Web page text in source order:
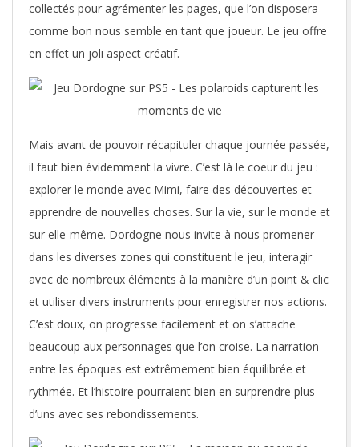
collectés pour agrémenter les pages, que l’on disposera
comme bon nous semble en tant que joueur. Le jeu offre
en effet un joli aspect créatif.
Mais avant de pouvoir récapituler chaque journée passée,
il faut bien évidemment la vivre. C’est là le coeur du jeu :
explorer le monde avec Mimi, faire des découvertes et
apprendre de nouvelles choses. Sur la vie, sur le monde et
sur elle-même. Dordogne nous invite à nous promener
dans les diverses zones qui constituent le jeu, interagir
avec de nombreux éléments à la manière d’un point & clic
et utiliser divers instruments pour enregistrer nos actions.
C’est doux, on progresse facilement et on s’attache
beaucoup aux personnages que l’on croise. La narration
entre les époques est extrêmement bien équilibrée et
rythmée. Et l’histoire pourraient bien en surprendre plus
d’uns avec ses rebondissements.